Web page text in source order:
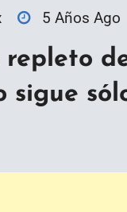
5 Años Ago
repleto
sigue